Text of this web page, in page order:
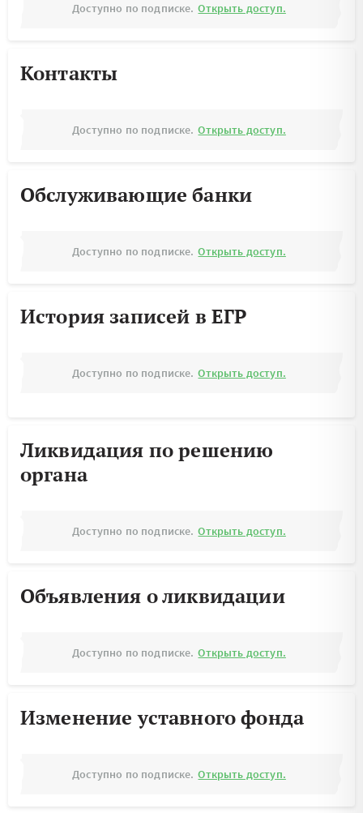
Доступно по подписке. Открыть доступ.
Контакты
Доступно по подписке. Открыть доступ.
Обслуживающие банки
Доступно по подписке. Открыть доступ.
История записей в ЕГР
Доступно по подписке. Открыть доступ.
Ликвидация по решению
органа
Доступно по подписке. Открыть доступ.
Объявления о ликвидации
Доступно по подписке. Открыть доступ.
Изменение уставного фонда
Доступно по подписке. Открыть доступ.